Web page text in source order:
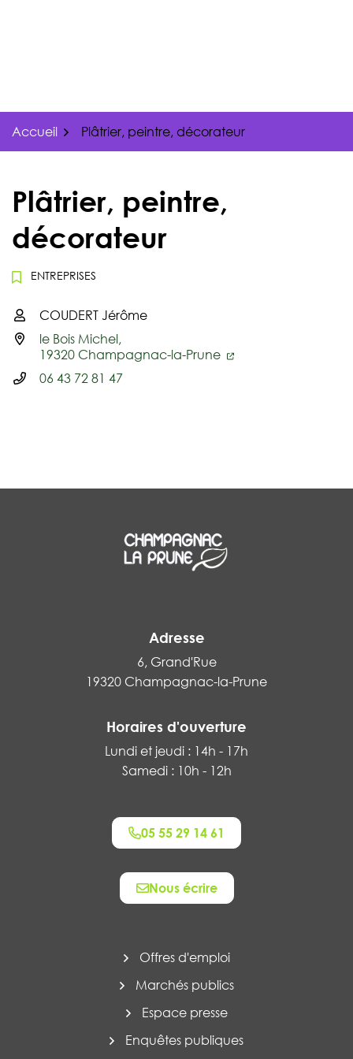
Accueil Plâtrier, peintre, décorateur
Plâtrier, peintre,
décorateur
ENTREPRISES
Infos utiles
COUDERT Jérôme
le Bois Michel,
19320 Champagnac-la-Prune
06 43 72 81 47
Adresse
6, Grand'Rue
19320 Champagnac-la-Prune
Horaires d'ouverture
Lundi et jeudi : 14h - 17h
Samedi : 10h - 12h
05 55 29 14 61
Nous écrire
Offres d'emploi
Marchés publics
Espace presse
Enquêtes publiques